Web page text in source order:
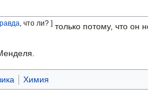
, что ли? ] только потому, что он
Химия